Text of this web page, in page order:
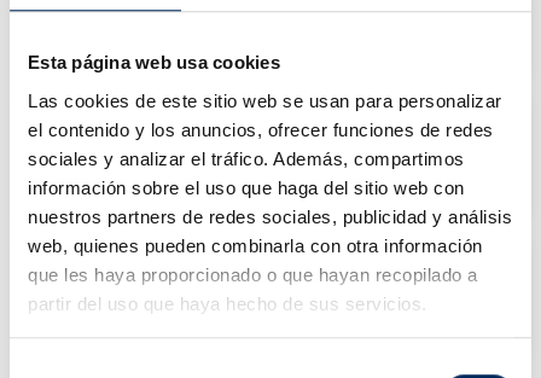
Esta página web usa cookies
Las cookies de este sitio web se usan para personalizar
el contenido y los anuncios, ofrecer funciones de redes
sociales y analizar el tráfico. Además, compartimos
información sobre el uso que haga del sitio web con
nuestros partners de redes sociales, publicidad y análisis
web, quienes pueden combinarla con otra información
que les haya proporcionado o que hayan recopilado a
partir del uso que haya hecho de sus servicios.
€937.75 x 1
Desmontadora de ruedas
semiautomática
€816.75
Two-post car lift 4 tons
220V
€1,694.00